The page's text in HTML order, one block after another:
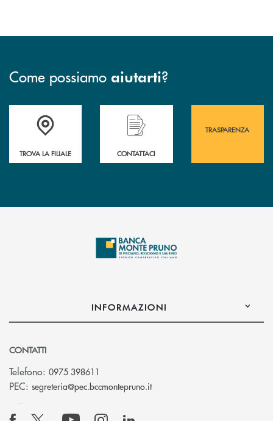
Come possiamo aiutarti?
Accedi all' elenco completo&nbsp; delle&nbsp; filiali&nbsp; di Banca
TROVA LA FILIALE
Hai bisogno di assistenza immediata?
CONTATTACI
TRASPARENZA
INFORMAZIONI
CONTATTI
Telefono: 0975 398611
PEC: segreteria@pec.bccmontepruno.it(si apre l’app di posta